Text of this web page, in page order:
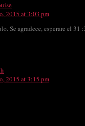
2015 at 3:03 pm
Se agradece, esperare el 31
2015 at 3:15 pm